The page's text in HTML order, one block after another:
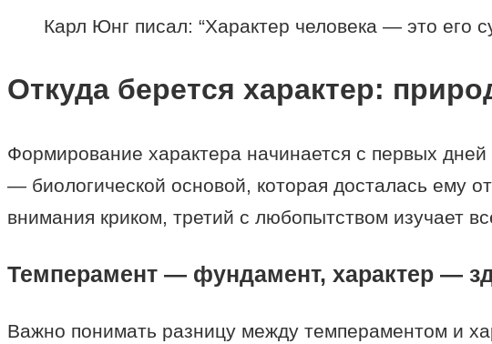
Карл Юнг писал: “Характер человека — это его
Откуда берется характер:
Формирование характера начинается с первых
— биологической основой, которая досталась ему
внимания криком, третий с любопытством изучает
Темперамент — фундамент, характер —
Важно понимать разницу между темпераментом и